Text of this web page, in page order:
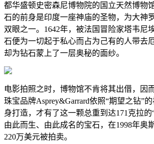
都华盛顿史密森尼博物院的国立天然博物
石的前身是印度一座神庙的圣物，为大神
双眼之一。1642年，被法国冒险家塔韦尼
石便为一切起于私心而占为己有的人带去
却为钻石蒙上了一层奥秘的面纱。
电影拍照之时，博物馆不肯将其出借，因
珠宝品牌Asprey&Garrard依照“期望之钻”
身打造，才有了这一颗总重到达171克拉
由此而生、由此成名的宝石，在1998年奥
220万美元被拍卖。